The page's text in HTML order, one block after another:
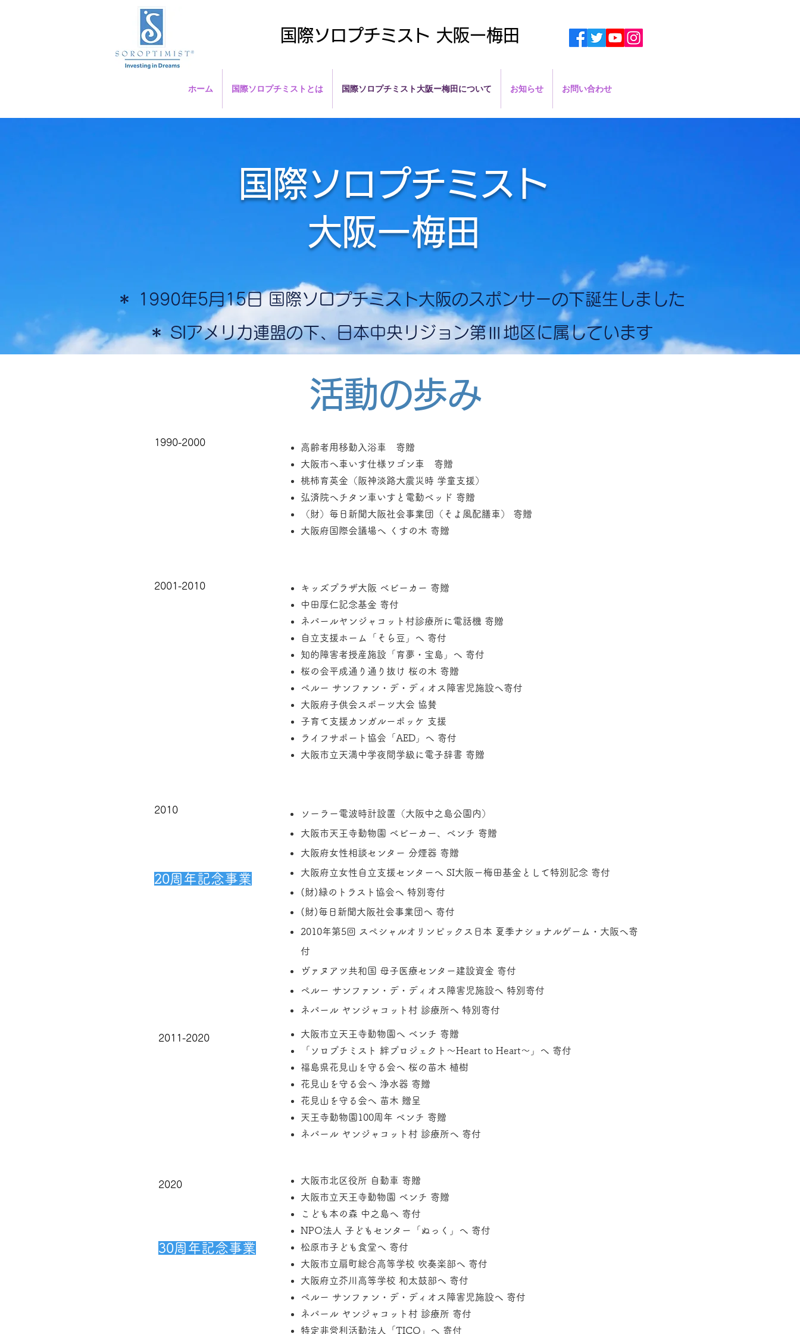
国際ソロプチミスト 大阪ー梅田
ホーム 国際ソロプチミストとは 国際ソロプチミスト大阪ー梅田について お知らせ お問い合わせ
国際ソロプチミスト
大阪ー梅田
＊ 1990年5月15日 国際ソロプチミスト大阪のスポンサーの下誕生しました
＊ SIアメリカ連盟の下、日本中央リジョン第Ⅲ地区に属しています
活動の歩み
1990-2000
高齢者用移動入浴車 寄贈​
大阪市へ車いす仕様ワゴン車 寄贈
桃柿育英金（阪神淡路大震災時 学童支援）
弘済院へチタン車いすと電動ベッド 寄贈
（財）毎日新聞大阪社会事業団（そよ風配膳車） 寄贈
​大阪府国際会議場へ くすの木 寄贈
2001-2010
キッズプラザ大阪 ベビーカー 寄贈
中田厚仁記念基金 寄付
ネパールヤンジャコット村診療所に電話機 寄贈
自立支援ホーム「そら豆」へ 寄付
知的障害者授産施設「育夢・宝島」へ 寄付
桜の会平成通り通り抜け 桜の木 寄贈
ペルー サンファン・デ・ディオス障害児施設へ寄付
大阪府子供会スポーツ大会 協賛
子育て支援カンガルーポッケ 支援
ライフサポート協会「AED 」
へ 寄付
​大阪市立天満中学夜間学級に電子辞書 寄贈
2010
20周年記念事業
ソーラー電波時計設置（大阪中之島公園内）
大阪市天王寺動物園 ベビーカー、ベンチ 寄贈
大阪府女性相談センター 分煙器 寄贈
大阪府立女性自立支援センターへ SI大阪ー梅田基金として特別記念 寄付
(財)緑のトラスト協会へ 特別寄付
(財)毎日新聞大阪社会事業団へ 寄付
2010年第5回 スペシャルオリンピックス日本 夏季ナショナルゲーム・大阪へ寄
付
ヴァヌアツ共和国 母子医療センター建設資金 寄付
ペルー サンファン・デ・ディオス障害児施設へ 特別寄付
​ネパール ヤンジャコット村 診療所へ 特別寄付
2011-2020
大阪市立天王寺動物園へ ベンチ 寄贈
「ソロプチミスト 絆プロジェクト〜Heart to Heart〜」へ 寄付
福島県花見山を守る会へ 桜の苗木 植樹
花見山を守る会へ 浄水器 寄贈
花見山を守る会へ 苗木 贈呈
天王寺動物園100周年 ベンチ 寄贈
​ネパール ヤンジャコット村 診療所へ 寄付
2020
30周年記念事業
大阪市北区役所 自動車 寄贈
大阪市立天王寺動物園 ベンチ 寄贈
こども本の森 中之島へ 寄付
NPO法人 子どもセンター「ぬっく」へ 寄付
松原市子ども食堂へ 寄付
大阪市立扇町総合高等学校 吹奏楽部へ 寄付
大阪府立芥川高等学校 和太鼓部へ 寄付
ペルー サンファン・デ・ディオス障害児施設へ 寄付
ネパール ヤンジャコット村 診療所 寄付
特定非営利活動法人「TICO」へ 寄付